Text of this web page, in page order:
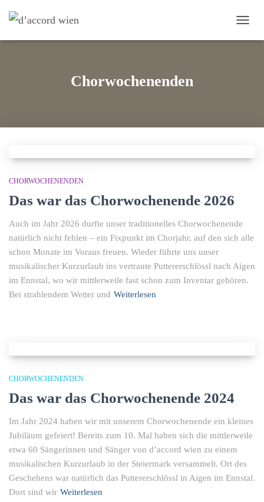
Chorwochenenden
CHORWOCHENENDEN
Das war das Chorwochenende 2026
Auch im Jahr 2026 durfte unser traditionelles Chorwochenende
natürlich nicht fehlen – ein Fixpunkt im Chorjahr, auf den sich alle
schon Monate im Voraus freuen. Wieder führte uns unser
musikalischer Kurzurlaub ins vertraute Puttererschlössl nach Aigen
im Ennstal, wo wir mittlerweile fast schon zum Inventar gehören.
Bei strahlendem Wetter und Weiterlesen
CHORWOCHENENDEN
Das war das Chorwochenende 2024
Im Jahr 2024 haben wir mit unserem Chorwochenende ein kleines
Jubiläum gefeiert! Bereits zum 10. Mal haben sich die mittlerweile
etwa 60 Sängerinnen und Sänger von d’accord wien zu einem
musikalischen Kurzurlaub in der Steiermark versammelt. Ort des
Geschehens war natürlich das Puttererschlössl in Aigen im Ennstal.
Dort sind wir Weiterlesen